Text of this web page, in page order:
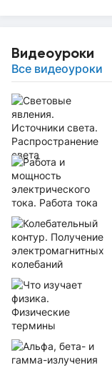
Видеоуроки
Все видеоуроки